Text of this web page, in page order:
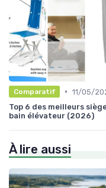
Comparatif • 11/05/
Top 6 des meilleurs
bain élévateur (2026)
À lire aussi